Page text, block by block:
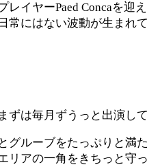
レイヤーPaed Concaを
にはない波動が生まれ
ずは毎月ずうっと出演し
グルーブをたっぷりと
リアの一角をきちっと